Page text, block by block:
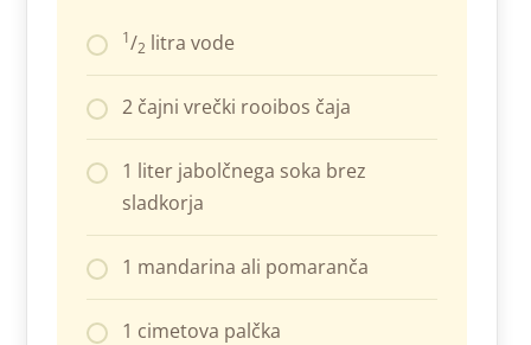
1/2 litra vode
2 čajni vrečki rooibos čaja
1 liter jabolčnega soka brez
sladkorja
1 mandarina ali pomaranča
1 cimetova palčka